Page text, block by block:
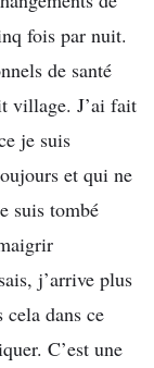
fois par nuit.
de santé
village. J’ai fait
je suis
et qui ne
suis tombé
j’arrive plus
cela dans ce
C’est une